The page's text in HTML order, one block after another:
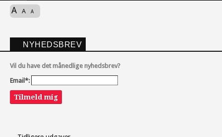
A A A
NYHEDSBREV
Vil du have det månedlige nyhedsbrev?
Email*:
Tilmeld mig